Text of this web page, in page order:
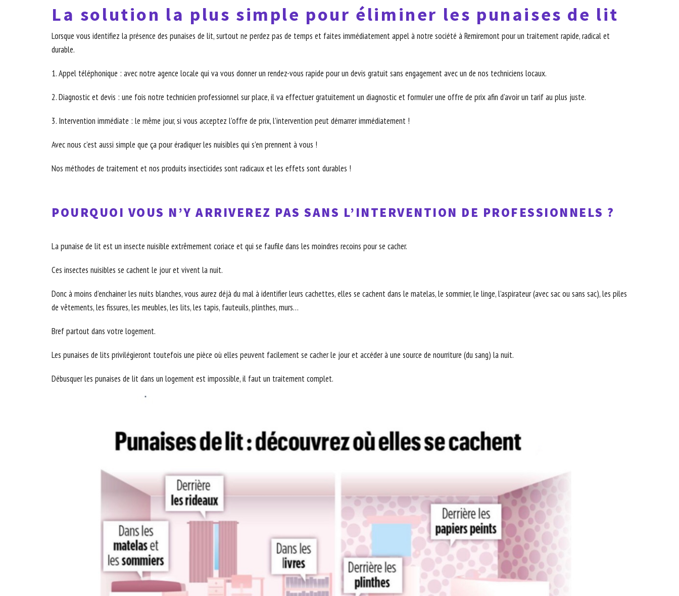
La solution la plus simple pour éliminer les punaises de lit
Lorsque vous identifiez la présence des punaises de lit, surtout ne perdez pas de temps et faites immédiatement appel à notre société à Remiremont pour un traitement rapide, radical et
durable.
1. Appel téléphonique : avec notre agence locale qui va vous donner un rendez-vous rapide pour un devis gratuit sans engagement avec un de nos techniciens locaux.
2. Diagnostic et devis : une fois notre technicien professionnel sur place, il va effectuer gratuitement un diagnostic et formuler une offre de prix afin d'avoir un tarif au plus juste.
3. Intervention immédiate : le même jour, si vous acceptez l’offre de prix, l’intervention peut démarrer immédiatement !
Avec nous c’est aussi simple que ça pour éradiquer les nuisibles qui s’en prennent à vous !
Nos méthodes de traitement et nos produits insecticides sont radicaux et les effets sont durables !
POURQUOI VOUS N’Y ARRIVEREZ PAS SANS L’INTERVENTION DE PROFESSIONNELS ?
La punaise de lit est un insecte nuisible extrêmement coriace et qui se faufile dans les moindres recoins pour se cacher.
Ces insectes nuisibles se cachent le jour et vivent la nuit.
Donc à moins d’enchainer les nuits blanches, vous aurez déjà du mal à identifier leurs cachettes, elles se cachent dans le matelas, le sommier, le linge, l’aspirateur (avec sac ou sans sac), les piles
de vêtements, les fissures, les meubles, les lits, les tapis, fauteuils, plinthes, murs…
Bref partout dans votre logement.
Les punaises de lits privilégieront toutefois une pièce où elles peuvent facilement se cacher le jour et accéder à une source de nourriture (du sang) la nuit.
Débusquer les punaises de lit dans un logement est impossible, il faut un traitement complet.